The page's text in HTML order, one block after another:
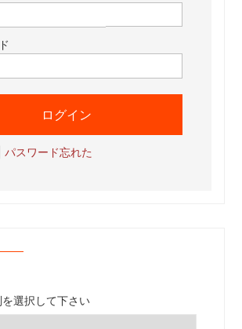
|パスワード忘れた
選択して下さい